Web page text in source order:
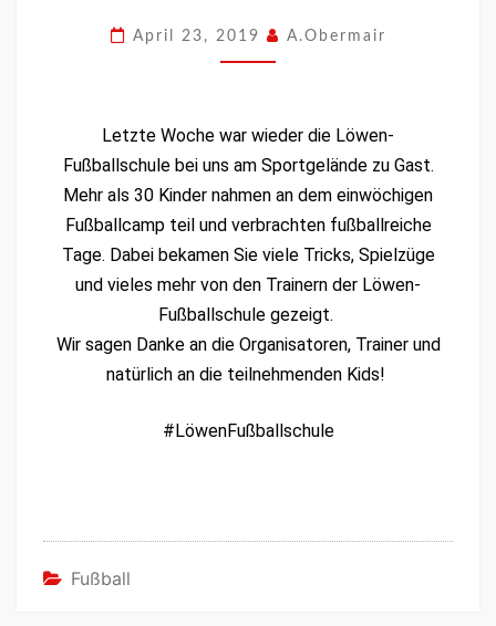
April 23, 2019 A.Obermair
Let­zte Woche war wieder die Löwen-
Fußballschule bei uns am Sport­gelände zu Gast.
Mehr als 30 Kinder nah­men an dem ein­wöchi­gen
Fußball­camp teil und ver­bracht­en fußball­re­iche
Tage. Dabei beka­men Sie viele Tricks, Spielzüge
und vieles mehr von den Train­ern der Löwen-
Fußballschule gezeigt.
Wir sagen Danke an die Organ­isatoren, Train­er und
natür­lich an die teil­nehmenden Kids!
#Löwen­Fußballschule
Fußball